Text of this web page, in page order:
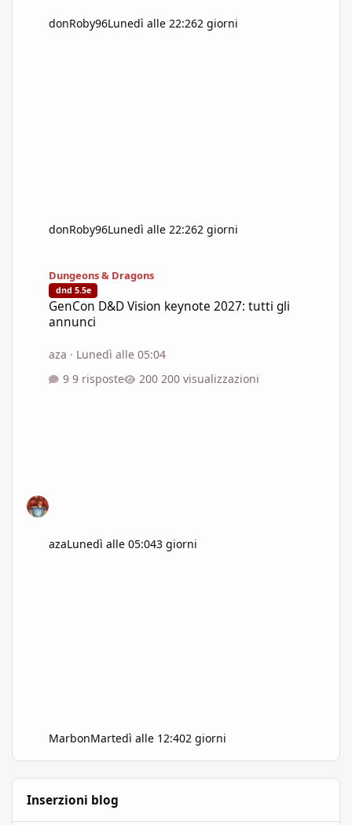
donRoby96Lunedì alle 22:262 giorni
donRoby96Lunedì alle 22:262 giorni
Dungeons & Dragons
dnd 5.5e
GenCon D&D Vision keynote 2027: tutti gli
annunci
aza · Lunedì alle 05:04
9 risposte
200 visualizzazioni
azaLunedì alle 05:043 giorni
MarbonMartedì alle 12:402 giorni
Inserzioni blog